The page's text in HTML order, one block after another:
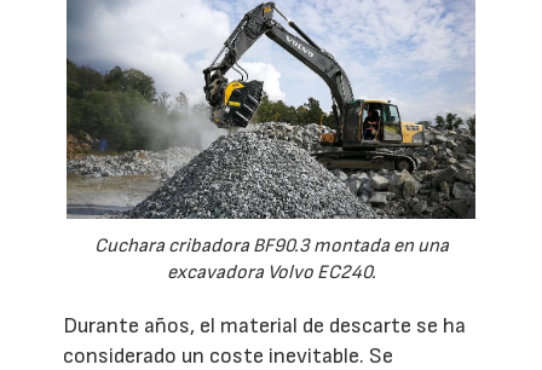
Cuchara cribadora BF90.3 montada en una
excavadora Volvo EC240.
Durante años, el material de descarte se ha
considerado un coste inevitable. Se